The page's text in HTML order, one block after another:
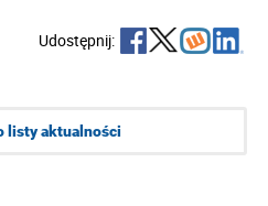
Udostępnij:
listy aktualności